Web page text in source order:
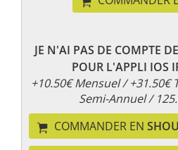
JE N'AI PAS DE COMPTE
POUR L'APPLI IOS
+10.50€ Mensuel / +31.50€
Semi-Annuel /
COMMANDER EN